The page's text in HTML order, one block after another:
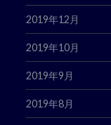
2019年12月
2019年10月
2019年9月
2019年8月